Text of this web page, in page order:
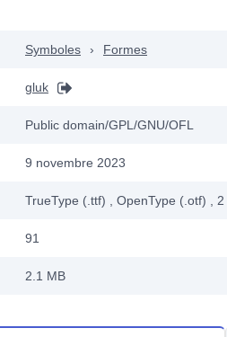
Symboles › Formes
gluk
Public domain/GPL/GNU/OFL
9 novembre 2023
TrueType (.ttf) , OpenType (.otf) , 2
91
2.1 MB